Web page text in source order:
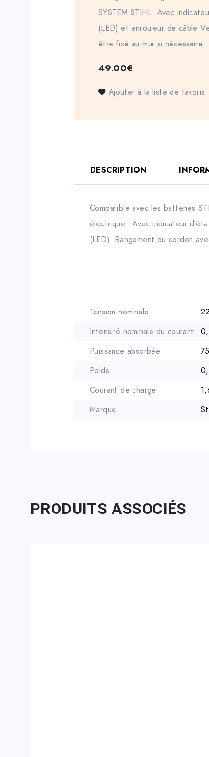
SYSTEM STIHL. Avec
(LED) et enrouleur de câble
être fixé au mur si nécessaire.
49.00€
Ajouter à la liste de favoris
DESCRIPTION
Compatible avec les batteries
électrique.. Avec indicateur
(LED). Rangement du cordon
Tension nominale
Intensité nominale du courant
Puissance absorbée
Poids
Courant de charge
Marque
PRODUITS ASSOCIÉS